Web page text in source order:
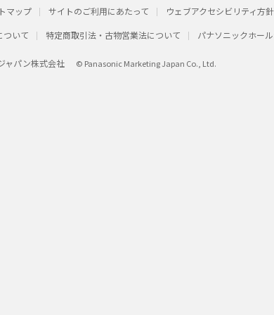
マップ サイトのご利用にあたって ウェブアクセシビリティ方針
ついて 特定商取引法・古物営業法について パナソニックホー
ャパン株式会社 © Panasonic Marketing Japan Co., Ltd.